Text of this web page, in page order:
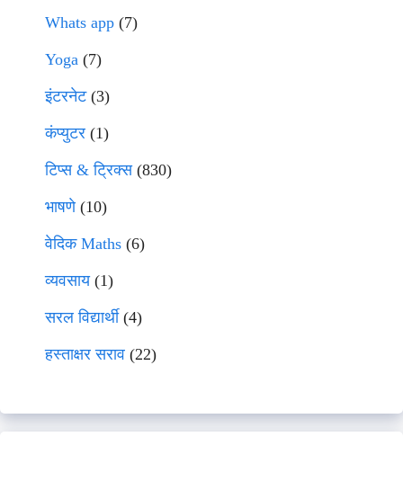
Whats app (7)
Yoga (7)
इंटरनेट(3)
कंप्युटर (1)
टिप्स & ट्रिक्स(830)
भाषणे(10)
वेदिक Maths (6)
व्यवसाय(1)
सरल विद्यार्थी(4)
हस्ताक्षर सराव (22)